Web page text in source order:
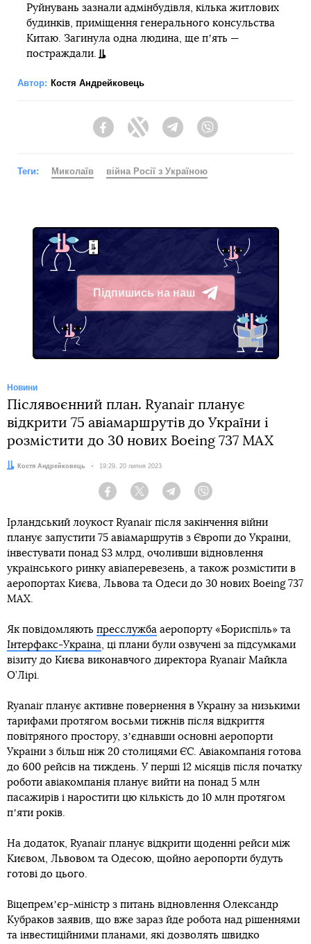
Руйнувань зазнали адмінбудівля, кілька житлових
будинків, приміщення генерального консульства
Китаю. Загинула одна людина, ще пʼять —
постраждали.
Автор: Костя Андрейковець
FacebookTwitter Telegram
Теги: Миколаїв війна Росії з Україною
Підпишись на наш
Telegram
Новини
Післявоєнний план. Ryanair планує
відкрити 75 авіамаршрутів до України і
розмістити до 30 нових Boeing 737 MAX
Автор:Костя Андрейковець Дата:
19:29, 20 липня 2023
Facebook Twitter Telegram
Ірландський лоукост Ryanair після закінчення війни
планує запустити 75 авіамаршрутів з Європи до України,
інвестувати понад $3 млрд, очоливши відновлення
українського ринку авіаперевезень, а також розмістити в
аеропортах Києва, Львова та Одеси до 30 нових Boeing 737
MAX.
Як повідомляють пресслужба аеропорту «Бориспіль» та
Інтерфакс-Україна, ці плани були озвучені за підсумками
візиту до Києва виконавчого директора Ryanair Майкла
О’Лірі.
Ryanair планує активне повернення в Україну за низькими
тарифами протягом восьми тижнів після відкриття
повітряного простору, зʼєднавши основні аеропорти
України з більш ніж 20 столицями ЄС. Авіакомпанія готова
до 600 рейсів на тиждень. У перші 12 місяців після початку
роботи авіакомпанія планує вийти на понад 5 млн
пасажирів і наростити цю кількість до 10 млн протягом
пʼяти років.
На додаток, Ryanair планує відкрити щоденні рейси між
Києвом, Львовом та Одесою, щойно аеропорти будуть
готові до цього.
Віцепремʼєр-міністр з питань відновлення Олександр
Кубраков заявив, що вже зараз йде робота над рішеннями
та інвестиційними планами, які дозволять швидко